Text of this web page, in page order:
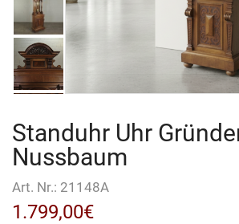
Standuhr Uhr
Nussbaum
Art. Nr.: 21148A
1.799,00€